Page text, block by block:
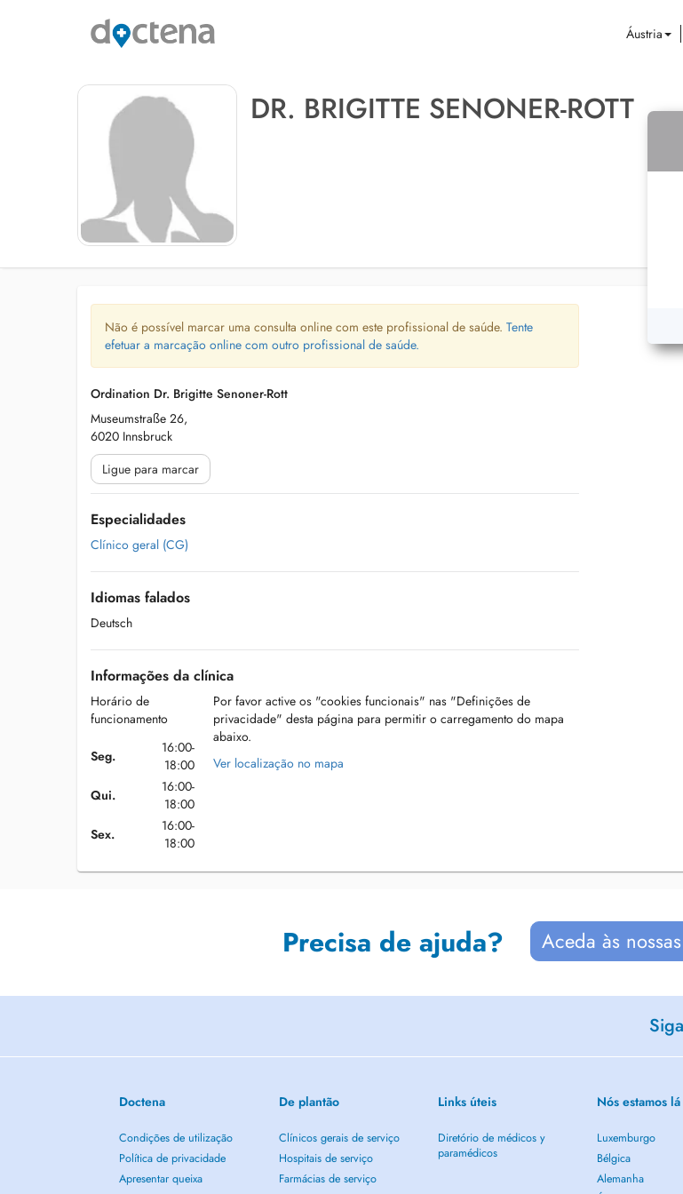
Áustria
DR. BRIGITTE SENONER-ROTT
Não é possível marcar uma consulta online com este profissional de saúde. Tente
efetuar a marcação online com outro profissional de saúde.
Ordination Dr. Brigitte Senoner-Rott
Museumstraße 26,
6020 Innsbruck
Ligue para marcar
Especialidades
Clínico geral (CG)
Idiomas falados
Deutsch
Informações da clínica
Horário de
funcionamento
Seg.
16:00-
18:00
Qui.
16:00-
18:00
Sex.
16:00-
18:00
Por favor active os "cookies funcionais" nas "Definições de
privacidade" desta página para permitir o carregamento do mapa
abaixo.
Ver localização no mapa
Precisa de ajuda? Aceda às
Doctena
Condições de utilização
Política de privacidade
Apresentar queixa
De plantão
Clínicos gerais de serviço
Hospitais de serviço
Farmácias de serviço
Links úteis
Diretório de médicos y
paramédicos
Nós estamos lá
Luxemburgo
Bélgica
Alemanha